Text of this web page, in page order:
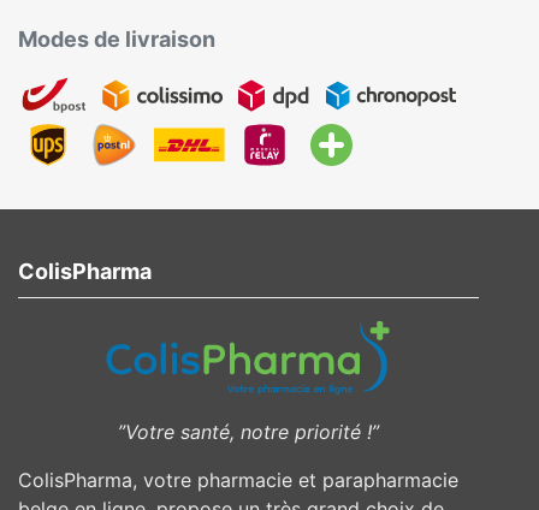
Modes de livraison
ColisPharma
”Votre santé, notre priorité !”
ColisPharma, votre pharmacie et parapharmacie